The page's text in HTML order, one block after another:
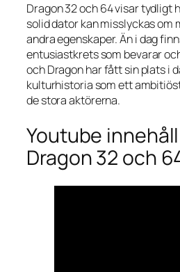
Dragon 32 och 64 visar tydligt
solid dator kan misslyckas om
andra egenskaper. Än i dag
entusiastkrets som bevarar
och Dragon har fått sin plats i
kulturhistoria som ett
de stora aktörerna.
Youtube
Dragon 32 och